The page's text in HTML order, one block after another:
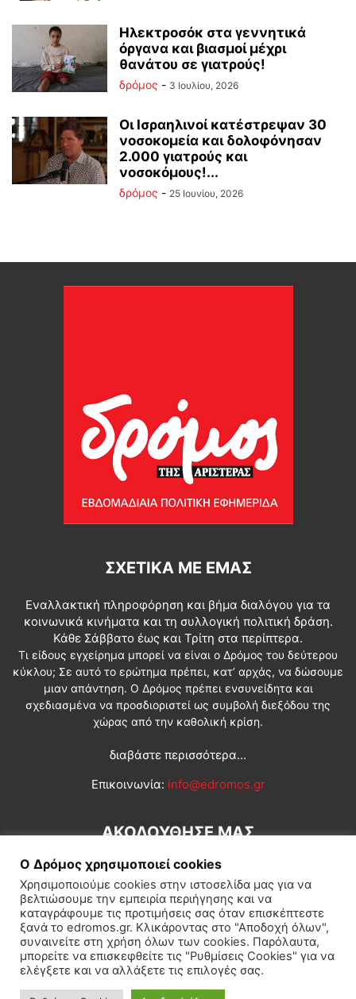
Ηλεκτροσόκ στα γεννητικά
όργανα και βιασμοί μέχρι
θανάτου σε γιατρούς!
δρόμος - 3 Ιουλίου, 2026
Οι Ισραηλινοί κατέστρεψαν 30
νοσοκομεία και δολοφόνησαν
2.000 γιατρούς και
νοσοκόμους!...
δρόμος - 25 Ιουνίου, 2026
ΣΧΕΤΙΚΆ ΜΕ ΕΜΆΣ
Εναλλακτική πληροφόρηση και βήμα διαλόγου για τα
κοινωνικά κινήματα και τη συλλογική πολιτική δράση.
Κάθε Σάββατο έως και Τρίτη στα περίπτερα.
Τι είδους εγχείρημα μπορεί να είναι ο Δρόμος του δεύτερου
κύκλου; Σε αυτό το ερώτημα πρέπει, κατ’ αρχάς, να δώσουμε
μιαν απάντηση. Ο Δρόμος πρέπει ενσυνείδητα και
σχεδιασμένα να προσδιοριστεί ως συμβολή διεξόδου της
χώρας από την καθολική κρίση.
διαβάστε περισσότερα...
Επικοινωνία: info@edromos.gr
ΑΚΟΛΟΥΘΗΣΕ ΜΑΣ
Εγγραφή συνδρομητή Πολιτική Διεθνή Κοινωνία
Πολιτισμός Αφιερώματα
Ο Δρόμος χρησιμοποιεί cookies
Χρησιμοποιούμε cookies στην ιστοσελίδα μας για να
βελτιώσουμε την εμπειρία περιήγησης και να
καταγράφουμε τις προτιμήσεις σας όταν επισκέπτεστε
ξανά το edromos.gr. Κλικάροντας στο "Αποδοχή όλων",
συναινείτε στη χρήση όλων των cookies. Παρόλαυτα,
μπορείτε να επισκεφθείτε τις "Ρυθμίσεις Cookies" για να
ελέγξετε και να αλλάξετε τις επιλογές σας.